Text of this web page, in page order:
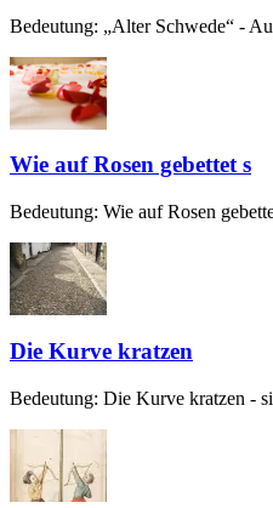
Bedeutung: „Alter Schwede“ -
Wie auf Rosen gebettet s
Bedeutung: Wie auf Rosen
Die Kurve kratzen
Bedeutung: Die Kurve kratzen -